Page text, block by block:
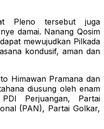
Pleno tersebut juga
damai. Nanang Qosim
mewujudkan Pilkada
kondusif, aman dan
Himawan Pramana dan
diusung oleh enam
Perjuangan, Partai
(PAN), Partai Golkar,